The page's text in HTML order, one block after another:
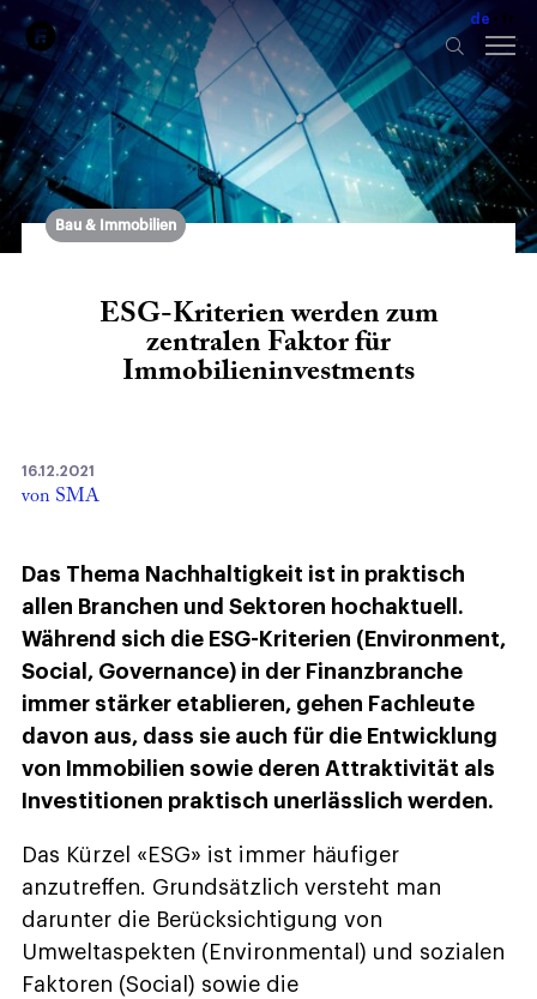
de fr
Bau & Immobilien
ESG-Kriterien werden zum
zentralen Faktor für
Immobilieninvestments
16.12.2021
von SMA
Das Thema Nachhaltigkeit ist in praktisch
allen Branchen und Sektoren hochaktuell.
Während sich die ESG-Kriterien (Environment,
Social, Governance) in der Finanzbranche
immer stärker etablieren, gehen Fachleute
davon aus, dass sie auch für die Entwicklung
von Immobilien sowie deren Attraktivität als
Investitionen praktisch unerlässlich werden.
Das Kürzel «ESG» ist immer häufiger
anzutreffen. Grundsätzlich versteht man
darunter die Berücksichtigung von
Umweltaspekten (Environmental) und sozialen
Faktoren (Social) sowie die